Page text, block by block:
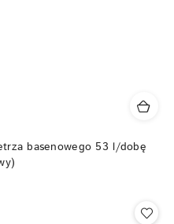
basenowego 53 l/dobę